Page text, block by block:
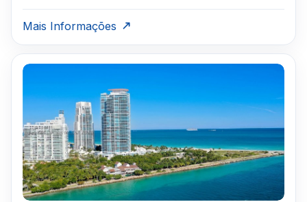
Mais Informações